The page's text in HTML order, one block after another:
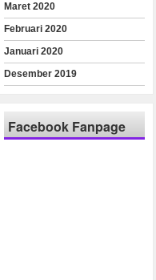
Maret 2020
Februari 2020
Januari 2020
Desember 2019
Facebook Fanpage